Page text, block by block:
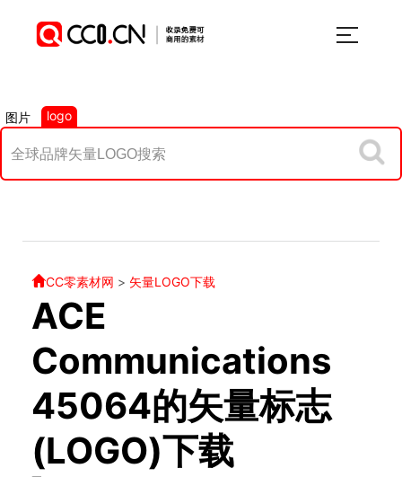
图片 logo
CC零素材网 > 矢量LOGO下载
ACE
Communications
45064的矢量标志
(LOGO)下载